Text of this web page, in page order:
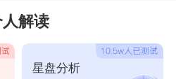
解读
星盘分析